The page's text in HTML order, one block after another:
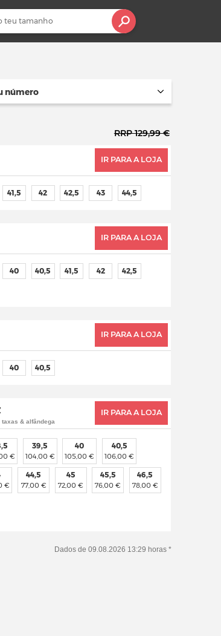
número
RRP 129,99 €
IR PARA A LOJA
41,5 42 42,5 43 44,5
IR PARA A LOJA
40 40,5 41,5 42 42,5
IR PARA A LOJA
40 40,5
& alfândega
IR PARA A LOJA
€
39,5
104,00 €
40
105,00 €
40,5
106,00 €
€
44,5
77,00 €
45
72,00 €
45,5
76,00 €
46,5
78,00 €
Dados de 09.08.2026 13:29 horas *